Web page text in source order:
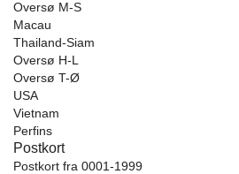
Oversø M-S
Macau
Thailand-Siam
Oversø H-L
Oversø T-Ø
USA
Vietnam
Perfins
Postkort
Postkort fra 0001-1999